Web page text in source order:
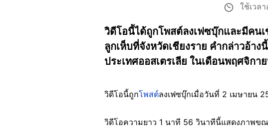
ใช้เวล
วิดีโอนี้ได้ถูกโพสต์ลงเฟซบุ๊กและมีคน
ลูกเห็บที่จังหวัดเชียงราย คำกล่าวอ้า
ประเทศออสเตรเลีย ในเดือนพฤศจิกา
วิดีโอนี้ถูกโพสต์ลงเฟซบุ๊กเมื่อวันที่ 2 เมษายน
วิดีโอความยาว 1 นาที 56 วินาทีนี้แสดงภาพ